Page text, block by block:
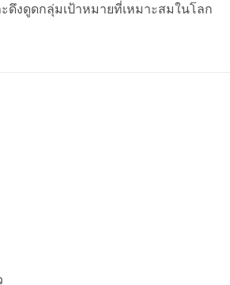
งดูดกลุ่มเป้าหมายที่เหมาะสมในโลก